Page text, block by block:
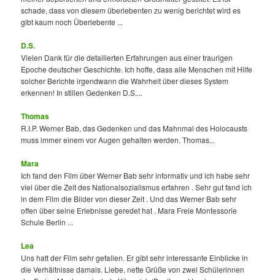
schade, dass von diesem überlebenten zu wenig berichtet wird es
gibt kaum noch Überlebente ...
D.S.
Vielen Dank für die detailierten Erfahrungen aus einer traurigen
Epoche deutscher Geschichte. Ich hoffe, dass alle Menschen mit Hilfe
solcher Berichte irgendwann die Wahrheit über dieses System
erkennen! In stillen Gedenken D.S....
Thomas
R.I.P. Werner Bab, das Gedenken und das Mahnmal des Holocausts
muss immer einem vor Augen gehalten werden. Thomas...
Mara
Ich fand den Film über Werner Bab sehr informativ und ich habe sehr
viel über die Zeit des Nationalsozialismus erfahren . Sehr gut fand ich
in dem Film die Bilder von dieser Zeit . Und das Werner Bab sehr
offen über seine Erlebnisse geredet hat . Mara Freie Montessorie
Schule Berlin ...
Lea
Uns hatt der Film sehr gefallen. Er gibt sehr interessante Einblicke in
die Verhältnisse damals. Liebe, nette Grüße von zwei Schülerinnen